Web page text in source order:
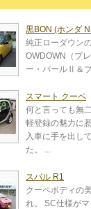
黒BON (ホンダ
純正ローダウン
OWDOWN（プ
ー・パールⅡ＆
スマート クーペ
何と言っても無
軽登録の魅力に
入車に手を出し
た。 ...
スバル R1
クーペボディの
れ。 SC仕様が